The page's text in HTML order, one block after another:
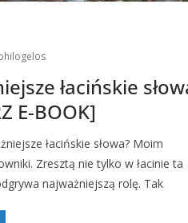
łacińskie
E-BOOK]
łacińskie słowa? Moim
Zresztą nie tylko w łacinie ta
najważniejszą rolę. Tak